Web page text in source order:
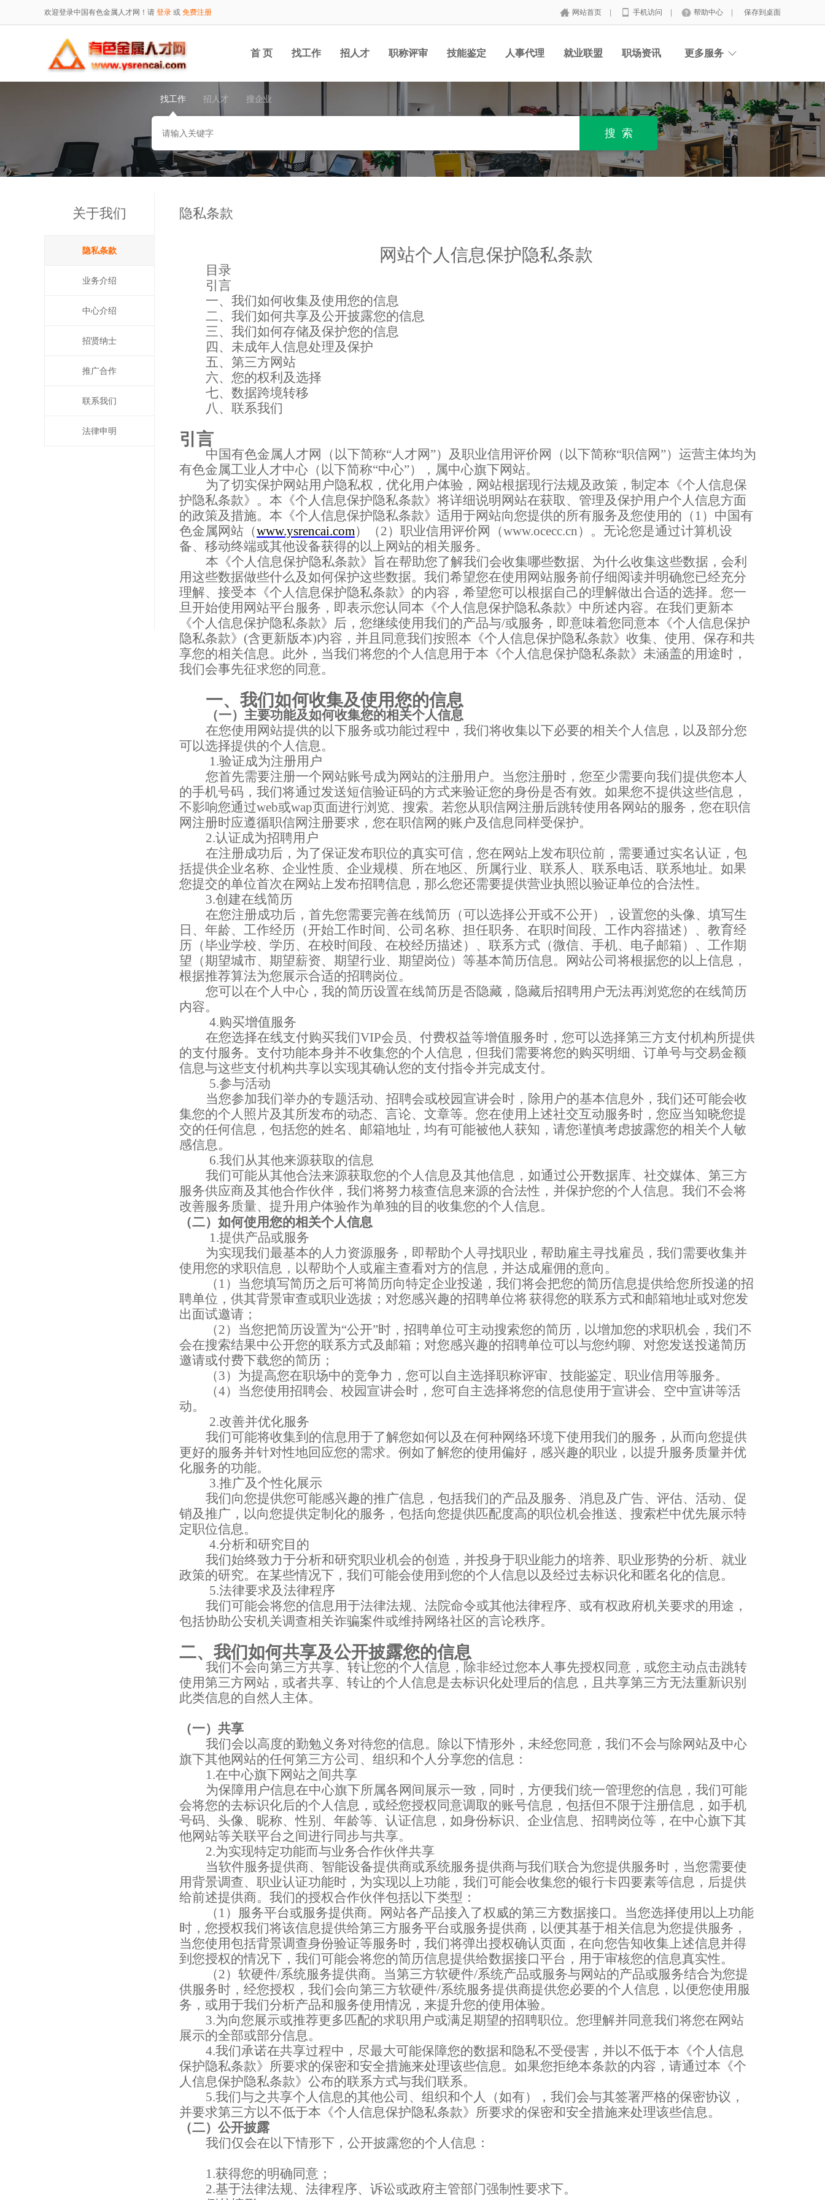
欢迎登录中国有色金属人才网！请 登录 或 免费注册 网站首页 手机访问 帮助中心 保存到桌面
首 页 找工作 招人才 职称评审 技能鉴定 人事代理 就业联盟 职场资讯 更多服务
找工作 招人才 搜企业
关于我们
隐私条款
业务介绍
中心介绍
招贤纳士
推广合作
联系我们
法律申明
隐私条款
网站个人信息保护隐私条款
目录
引言
一、 我们如何收集及使用您的信息
二、 我们如何共享及公开披露您的信息
三、 我们如何存储及保护您的信息
四、 未成年人信息处理及保护
五、 第三方网站
六、 您的权利及选择
七、 数据跨境转移
八、 联系我们
引言
中国有色金属人才网（以下简称“人才网”）及职业信用评价网（以下简称“职信网”）运营主体均为
有色金属工业人才中心（以下简称“中心”），属中心旗下网站。
为了切实保护网站用户隐私权，优化用户体验，网站根据现行法规及政策，制定本《个人信息保
护隐私条款》。本《个人信息保护隐私条款》将详细说明网站在获取、管理及保护用户个人信息方面
的政策及措施。本《个人信息保护隐私条款》适用于网站向您提供的所有服务及您使用的（ 1 ）中国有
色金属网站（www.ysrencai.com）（2）职业信用评价网（www.ocecc.cn）。无论您是通过计算机设
备、移动终端或其他设备获得的以上网站的相关服务。
本《个人信息保护隐私条款》旨在帮助您了解我们会收集哪些数据、为什么收集这些数据，会利
用这些数据做些什么及如何保护这些数据。我们希望您在使用网站服务前仔细阅读并明确您已经充分
理解、接受本《个人信息保护隐私条款》的内容，希望您可以根据自己的理解做出合适的选择。您一
旦开始使用网站平台服务，即表示您认同本《个人信息保护隐私条款》中所述内容。在我们更新本
《个人信息保护隐私条款》后，您继续使用我们的产品与/或服务，即意味着您同意本《个人信息保护
隐私条款》 (含更新版本)内容，并且同意我们按照本《个人信息保护隐私条款》收集、使用、保存和共
享您的相关信息。此外，当我们将您的个人信息用于本《个人信息保护隐私条款》未涵盖的用途时，
我们会事先征求您的同意。
一、我们如何收集及使用您的信息
（一）主要功能及如何收集您的相关个人信息
在您使用网站提供的以下服务或功能过程中，我们将收集以下必要的相关个人信息，以及部分您
可以选择提供的个人信息。
1.验证成为注册用户
您首先需要注册一个网站账号成为网站的注册用户。当您注册时，您至少需要向我们提供您本人
的手机号码，我们将通过发送短信验证码的方式来验证您的身份是否有效。如果您不提供这些信息，
不影响您通过web或wap页面进行浏览、搜索。若您从职信网注册后跳转使用各网站的服务，您在职信
网注册时应遵循职信网注册要求，您在职信网的账户及信息同样受保护。
2.认证成为招聘用户
在注册成功后，为了保证发布职位的真实可信，您在网站上发布职位前，需要通过实名认证，包
括提供企业名称、企业性质、企业规模、所在地区、所属行业、联系人、联系电话、联系地址。如果
您提交的单位首次在网站上发布招聘信息，那么您还需要提供营业执照以验证单位的合法性。
3.创建在线简历
在您注册成功后，首先您需要完善在线简历（可以选择公开或不公开），设置您的头像、填写生
日、年龄、工作经历（开始工作时间、公司名称、担任职务、在职时间段、工作内容描述）、教育经
历（毕业学校、学历、在校时间段、在校经历描述）、联系方式（微信、手机、电子邮箱）、工作期
望（期望城市、期望薪资、期望行业、期望岗位）等基本简历信息。网站公司将根据您的以上信息，
根据推荐算法为您展示合适的招聘岗位。
您可以在个人中心，我的简历设置在线简历是否隐藏，隐藏后招聘用户无法再浏览您的在线简历
内容。
4.购买增值服务
在您选择在线支付购买我们VIP会员、付费权益等增值服务时，您可以选择第三方支付机构所提供
的支付服务。支付功能本身并不收集您的个人信息，但我们需要将您的购买明细、订单号与交易金额
信息与这些支付机构共享以实现其确认您的支付指令并完成支付。
5.参与活动
当您参加我们举办的专题活动、 招聘会或校园宣讲会时，除用户的基本信息外，我们还可能会收
集您的个人照片及其所发布的动态、言论、文章等。您在使用上述社交互动服务时，您应当知晓您提
交的任何信息，包括您的姓名、邮箱地址，均有可能被他人获知，请您谨慎考虑披露您的相关个人敏
感信息。
6.我们从其他来源获取的信息
我们可能从其他合法来源获取您的个人信息及其他信息，如通过公开数据库、社交媒体、第三方
服务供应商及其他合作伙伴，我们将努力核查信息来源的合法性，并保护您的个人信息。我们不会将
改善服务质量、提升用户体验作为单独的目的收集您的个人信息。
（二） 如何使用您的相关个人信息
1.提供产品或服务
为实现我们最基本的人力资源服务，即帮助个人寻找职业，帮助雇主寻找雇员，我们需要收集并
使用您的求职信息，以帮助个人或雇主查看对方的信息，并达成雇佣的意向 。
（ 1 ） 当您填写简历之后可将简历向特定企业投递，我们将会把您的简历信息提供给您所投递的招
聘单位，供其背景审查或职业选拔；对您感兴趣的招聘单位将获得您的联系方式和邮箱地址或对您发
出面试邀请；
（2） 当您把简历设置为“公开”时，招聘单位可主动搜索您的简历，以增加您的求职机会 ， 我们不
会在搜索结果中公开您的联系方式及邮箱 ；对您感兴趣的招聘单位可以与您约聊、对您发送投递简历
邀请或付费下载您的简历；
（3） 为提高您在职场中的竞争力，您可以自主选择职称评审、技能鉴定、 职业信用等服务。
（4） 当您使用招聘会、校园宣讲会时，您可自主选择将您的信息使用于宣讲会、空中宣讲等活
动。
2.改善并优化服务
我们可能将收集到的信息用于了解您如何以及在何种网络环境下使用我们的服务，从而向您提供
更好的服务并针对性地回应您的需求。例如了解您的使用偏好，感兴趣的职业，以提升服务质量并优
化服务的功能。
3.推广及个性化展示
我们向您提供您可能感兴趣的推广信息，包括我们的产品及服务、消息及广告、评估、活动、促
销及推广，以向您提供定制化的服务，包括向您提供匹配度高的职位机会推送、搜索栏中优先展示特
定职位信息。
4.分析和研究目的
我们始终致力于分析和研究职业机会的创造，并投身于职业能力的培养、职业形势的分析、就业
政策的研究。在某些情况下，我们可能会使用到您的个人信息以及经过去标识化和匿名化的信息。
5.法律要求及法律程序
我们可能会将您的信息用于法律法规、法院命令或其他法律程序、或有权政府机关要求的用途，
包括协助公安机关调查相关诈骗案件或维持网络社区的言论秩序。
二、 我们如何共享及公开披露您的信息
我们不会向第三方共享、转让您的个人信息，除非经过您本人事先授权同意，或您主动点击跳转
使用第三方网站，或者共享、转让的个人信息是去标识化处理后的信息，且共享第三方无法重新识别
此类信息的自然人主体。
（一）共享
我们会以高度的勤勉义务对待您的信息。除以下情形外，未经您同意，我们不会与除网站及中心
旗下其他网站的任何第三方公司、组织和个人分享您的信息：
1.在中心旗下网站之间共享
为保障用户信息在中心旗下所属各网间展示一致，同时，方便我们统一管理您的信息，我们可能
会将您的去标识化后的个人信息，或经您授权同意调取的账号信息，包括但不限于注册信息，如手机
号码、头像、昵称、性别、年龄等、认证信息，如身份标识、企业信息、招聘岗位等，在中心旗下其
他网站等关联平台之间进行同步与共享。
2.为实现特定功能而与业务合作伙伴共享
当软件服务提供商、智能设备提供商或系统服务提供商与我们联合为您提供服务时，当您需要使
用背景调查、职业认证功能时，为实现以上功能，我们可能会收集您的银行卡四要素等信息，后提供
给前述提供商。我们的授权合作伙伴包括以下类型：
（ 1 ）服务平台或服务提供商。网站各产品接入了权威的第三方数据接口。当您选择使用以上功能
时，您授权我们将该信息提供给第三方服务平台或服务提供商，以便其基于相关信息为您提供服务，
当您使用包括背景调查身份验证等服务时，我们将弹出授权确认页面，在向您告知收集上述信息并得
到您授权的情况下，我们可能会将您的简历信息提供给数据接口平台，用于审核您的信息真实性。
（2）软硬件/系统服务提供商。当第三方软硬件/系统产品或服务与网站的产品或服务结合为您提
供服务时，经您授权，我们会向第三方软硬件/系统服务提供商提供您必要的个人信息，以便您使用服
务，或用于我们分析产品和服务使用情况，来提升您的使用体验。
3.为向您展示或推荐更多匹配的求职用户或满足期望的招聘职位。您理解并同意我们将您在网站
展示的全部或部分信息。
4.我们承诺在共享过程中，尽最大可能保障您的数据和隐私不受侵害，并以不低于本《个人信息
保护隐私条款》所要求的保密和安全措施来处理该些信息。如果您拒绝本条款的内容，请通过本《个
人信息保护隐私条款》公布的联系方式与我们联系。
5.我们与之共享个人信息的其他公司、组织和个人（如有），我们会与其签署严格的保密协议，
并要求第三方以不低于本《个人信息保护隐私条款》所要求的保密和安全措施来处理该些信息。
（二）公开披露
我们仅会在以下情形下，公开披露您的个人信息：
1.获得您的明确同意；
2.基于法律法规、法律程序、诉讼或政府主管部门强制性要求下。